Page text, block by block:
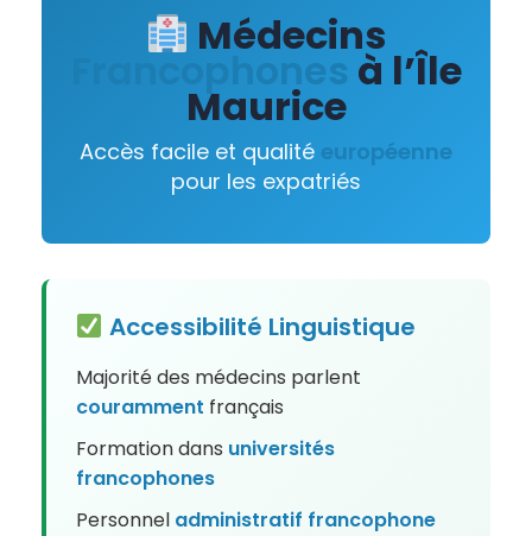
Médecins
Francophones à l’Île
Maurice
Accès facile et qualité européenne
pour les expatriés
Accessibilité Linguistique
Majorité des médecins parlent
couramment français
Formation dans universités
francophones
Personnel administratif francophone